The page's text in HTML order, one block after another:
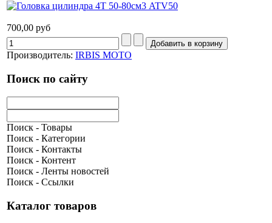
700,00 руб
Производитель: IRBIS MOTO
Поиск по сайту
Поиск - Товары
Поиск - Категории
Поиск - Контакты
Поиск - Контент
Поиск - Ленты новостей
Поиск - Ссылки
Каталог товаров